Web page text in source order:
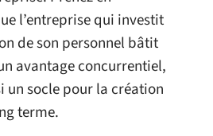
l’entreprise qui investit
de son personnel bâtit
avantage concurrentiel,
un socle pour la création
terme.